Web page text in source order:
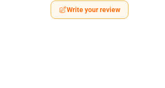
Write your review